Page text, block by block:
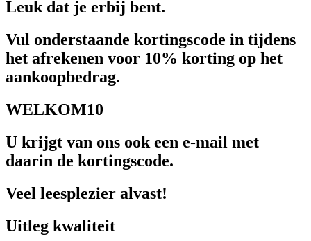
Leuk dat je erbij bent.
Vul onderstaande kortingscode in tijdens
het afrekenen voor 10% korting op het
aankoopbedrag.
WELKOM10
U krijgt van ons ook een e-mail met
daarin de kortingscode.
Veel leesplezier alvast!
Uitleg kwaliteit